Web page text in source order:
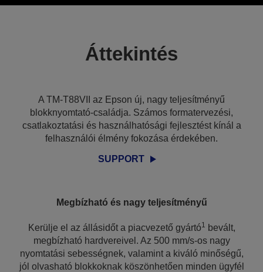
Áttekintés
A TM-T88VII az Epson új, nagy teljesítményű
blokknyomtató-családja. Számos formatervezési,
csatlakoztatási és használhatósági fejlesztést kínál a
felhasználói élmény fokozása érdekében.
SUPPORT
Megbízható és nagy teljesítményű
Kerülje el az állásidőt a piacvezető gyártó1 bevált,
megbízható hardvereivel. Az 500 mm/s-os nagy
nyomtatási sebességnek, valamint a kiváló minőségű,
jól olvasható blokkoknak köszönhetően minden ügyfél